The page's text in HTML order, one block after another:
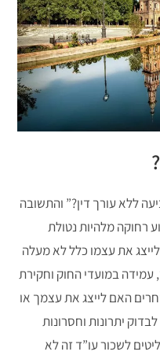
ללא עורך דין?” והתשובה
רחוקה מלהיות נטולת
את עצמו כלל לא מעלה
עמידה במועדי החוק וחקירת
האם לייצג את עצמך או
יתרונות וחסרונות
לשכור עו”ד זה לא